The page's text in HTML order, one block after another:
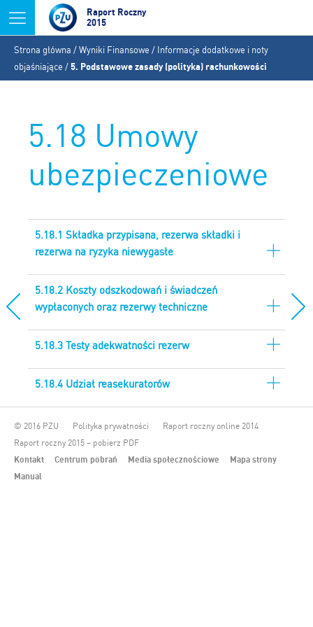
Jump to navigation
Raport Roczny
2015
Jesteś
tutaj
Strona główna /Wyniki Finansowe / Informacje dodatkowe i noty
objaśniające /5. Podstawowe zasady (polityka) rachunkowości
5.18 Umowy
ubezpieczeniowe
5.18.1 Składka przypisana, rezerwa składki i
rezerwa na ryzyka niewygasłe
5.18.2 Koszty odszkodowań i świadczeń
wypłaconych oraz rezerwy techniczne
5.18.3 Testy adekwatności rezerw
5.18.4 Udział reasekuratorów
© 2016 PZU Polityka prywatności
Raport roczny online 2014
Raport roczny 2015 – pobierz PDF
Kontakt
Centrum pobrań Media społecznościowe
Mapa strony
Manual